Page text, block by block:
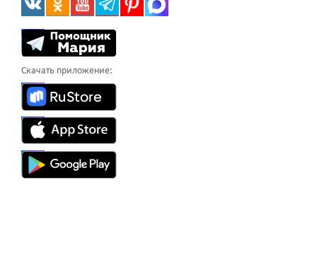
Скачать приложение: